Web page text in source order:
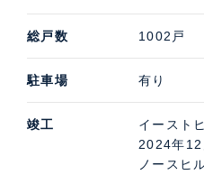
総戸数 1002戸
駐車場 有り
竣工
イースト
2024年12
ノースヒ